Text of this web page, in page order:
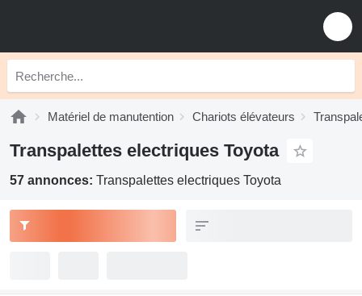
Matériel de manutention Chariots élévateurs
Transpalettes electriques Toyota
57 annonces: Transpalettes electriques Toyota